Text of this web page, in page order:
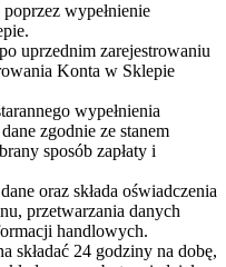
wypełnienie
uprzednim zarejestrowaniu
Konta w Sklepie
wypełnienia
zgodnie ze stanem
sposób zapłaty i
oraz składa oświadczenia
przetwarzania danych
handlowych.
składać 24 godziny na dobę,